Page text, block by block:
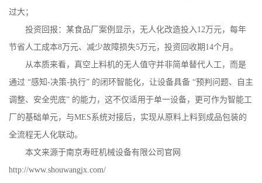
过大；
投资回报：某食品厂案例显示，无人化改造投入12万元，每年
节省人工成本8万元、减少故障损失5万元，投资回收期 14个月。
从本质来看，真空上料机的无人值守并非简单替代人工，而是
通过 “感知-决策-执行” 的闭环智能化，让设备具备 “预判问题、自主
调整、安全兜底” 的能力，这不仅适用于单一设备，更可作为智能工
厂的基础单元，与MES系统对接后，实现从原料上料到成品包装的
全流程无人化联动。
本文来源于南京寿旺机械设备有限公司官网
http://www.shouwangjx.com/